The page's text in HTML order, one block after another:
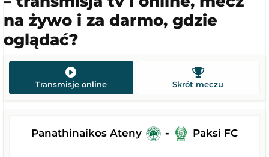
na żywo i za darmo, gdzie
oglądać?
Transmisje online Skrót meczu
Panathinaikos Ateny - Paksi FC